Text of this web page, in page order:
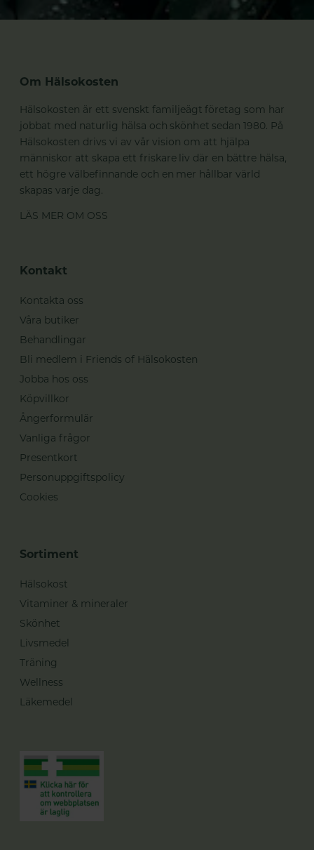
Om Hälsokosten
Hälsokosten är ett svenskt familjeägt företag som har
jobbat med naturlig hälsa och skönhet sedan 1980. På
Hälsokosten drivs vi av vår vision om att hjälpa
människor att skapa ett friskare liv där en bättre hälsa,
ett högre välbefinnande och en mer hållbar värld
skapas varje dag.
LÄS MER OM OSS
Kontakt
Kontakta oss
Våra butiker
Behandlingar
Bli medlem i Friends of Hälsokosten
Jobba hos oss
Köpvillkor
Ångerformulär
Vanliga frågor
Presentkort
Personuppgiftspolicy
Cookies
Sortiment
Hälsokost
Vitaminer & mineraler
Skönhet
Livsmedel
Träning
Wellness
Läkemedel